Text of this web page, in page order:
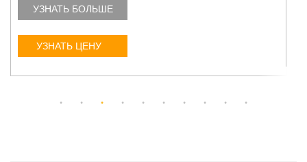
УЗНАТЬ БОЛЬШЕ
УЗНАТЬ ЦЕНУ